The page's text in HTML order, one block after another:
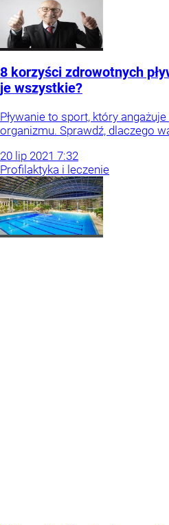
8 korzyści zdrowotnych
je wszystkie?
Pływanie to sport, który
organizmu. Sprawdź, dlaczego
20 lip 2021 7:32
Profilaktyka i leczenie